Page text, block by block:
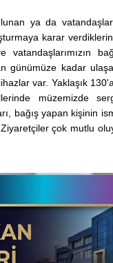
ya da
karar verdiklerini
günümüze kadar
var. Yaklaşık
müzemizde
bağış yapan kişinin
çok mutlu